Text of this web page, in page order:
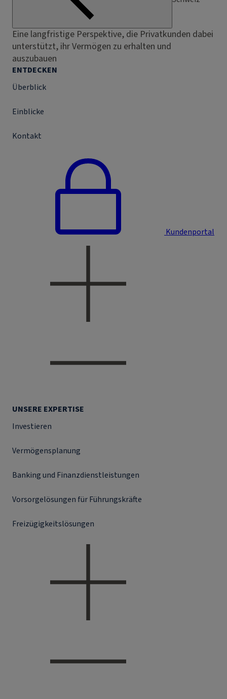
Eine langfristige Perspektive, die Privatkunden dabei
unterstützt, ihr Vermögen zu erhalten und
auszubauen
ENTDECKEN
Überblick
Einblicke
Kontakt
Kundenportal
UNSERE EXPERTISE
Investieren
Vermögensplanung
Banking und Finanzdienstleistungen
Vorsorgelösungen für Führungskräfte
Freizügigkeitslösungen